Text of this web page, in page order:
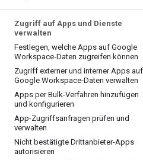
Zugriff auf Apps und Dienste
verwalten
Festlegen, welche Apps auf Google
Workspace-Daten zugreifen können
Zugriff externer und interner Apps auf
Google Workspace-Daten verwalten
Apps per Bulk-Verfahren hinzufügen
und konfigurieren
App-Zugriffsanfragen prüfen und
verwalten
Nicht bestätigte Drittanbieter-Apps
autorisieren